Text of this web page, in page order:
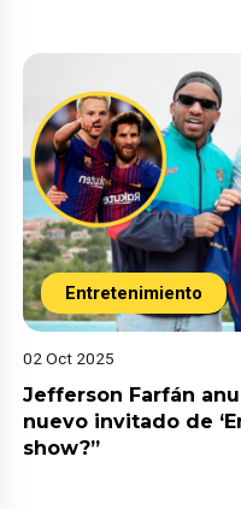
Entretenimiento
02 Oct 2025
Jefferson Farfán
nuevo invitado de
show?”